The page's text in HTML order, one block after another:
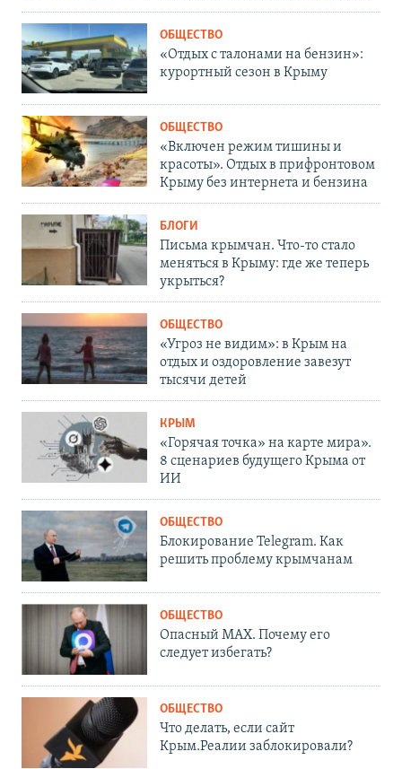
ОБЩЕСТВО
«Отдых с талонами на бензин»:
курортный сезон в Крыму
ОБЩЕСТВО
«Включен режим тишины и
красоты». Отдых в прифронтовом
Крыму без интернета и бензина
БЛОГИ
Письма крымчан. Что-то стало
меняться в Крыму: где же теперь
укрыться?
ОБЩЕСТВО
«Угроз не видим»: в Крым на
отдых и оздоровление завезут
тысячи детей
КРЫМ
«Горячая точка» на карте мира».
8 сценариев будущего Крыма от
ИИ
ОБЩЕСТВО
Блокирование Telegram. Как
решить проблему крымчанам
ОБЩЕСТВО
Опасный MAX. Почему его
следует избегать?
ОБЩЕСТВО
Что делать, если сайт
Крым.Реалии заблокировали?